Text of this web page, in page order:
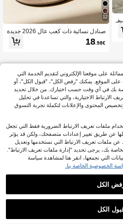
كبيرة 35-45 صيف
12
صنادل نسائية ذات كعب عالٍ 2026 جديدة
من الجلد المدبوغ مع خاتم للأصابع، كعب ر
فيع، صنادل خارجية، شبشب، أحذية صيفي
18.98€
تم بيع هذا المنتج.
مشاهدة الكل
على موقعنا الإلكتروني لتقديم الخدمة التي
على الموقع. يمكنك "رفض الكل"، "قبول الكل"، أو
بك في أي وقت حسب اختيارك. من خلال تحديد
الارتباط الاختيارية، والتي تساعدنا في تحليل
المحتوى والإعلانات لتكملة تجربة التسوق
ملفات تعريف الارتباط الضرورية فقط التي تجعل
عن طريق تغيير إعدادات متصفحك، ولكن قد يؤثر
ملفات تعريف الارتباط التي نستخدمها وتعديل
بك، يرجى تحديد "إدارة ملفات تعريف الارتباط".
التي نجمعها، انقر هنا لمشاهدة سياسة
الخصوصية الخاصة بنا.
الكل
الكل